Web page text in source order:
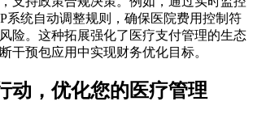
系统自动调整规则，确保医院费用控制符
险。这种拓展强化了医疗支付管理的生态
干预包应用中实现财务优化目标。
动，优化您的医疗管理